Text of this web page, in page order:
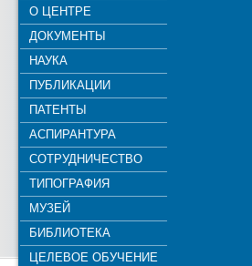
О ЦЕНТРЕ
ДОКУМЕНТЫ
НАУКА
ПУБЛИКАЦИИ
ПАТЕНТЫ
АСПИРАНТУРА
СОТРУДНИЧЕСТВО
ТИПОГРАФИЯ
МУЗЕЙ
БИБЛИОТЕКА
ЦЕЛЕВОЕ ОБУЧЕНИЕ